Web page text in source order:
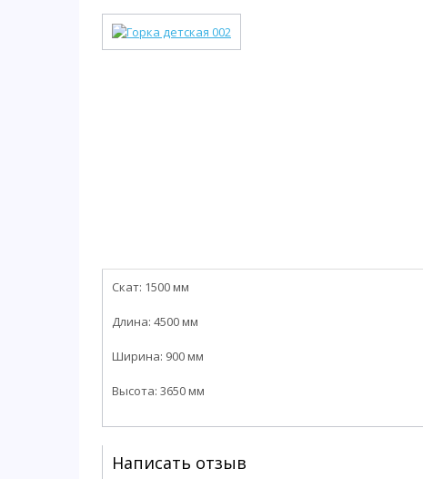
Скат: 1500 мм
Длина: 4500 мм
Ширина: 900 мм
Высота: 3650 мм
Написать отзыв